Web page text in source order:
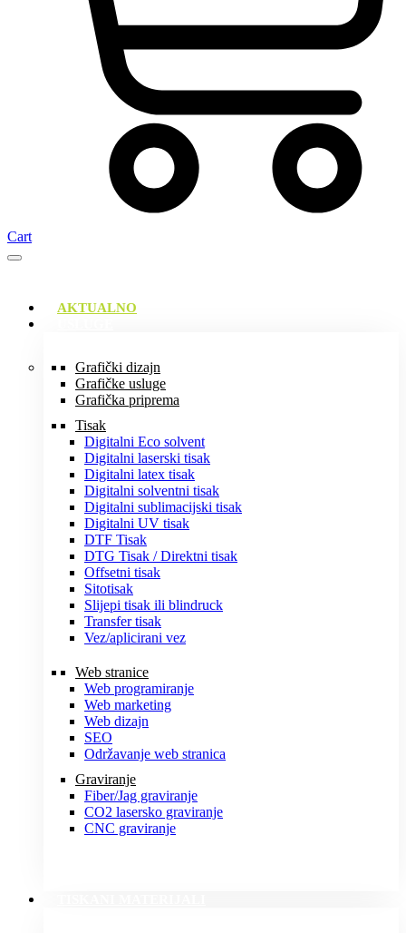
Cart
AKTUALNO
Grafički dizajn
Grafičke usluge
Grafička priprema
Tisak
Digitalni Eco solvent
Digitalni laserski tisak
Digitalni latex tisak
Digitalni solventni tisak
Digitalni sublimacijski tisak
Digitalni UV tisak
DTF Tisak
DTG Tisak / Direktni tisak
Offsetni tisak
Sitotisak
Slijepi tisak ili blindruck
Transfer tisak
Vez/aplicirani vez
Web stranice
Web programiranje
Web marketing
Web dizajn
SEO
Održavanje web stranica
Graviranje
Fiber/Jag graviranje
CO2 lasersko graviranje
CNC graviranje